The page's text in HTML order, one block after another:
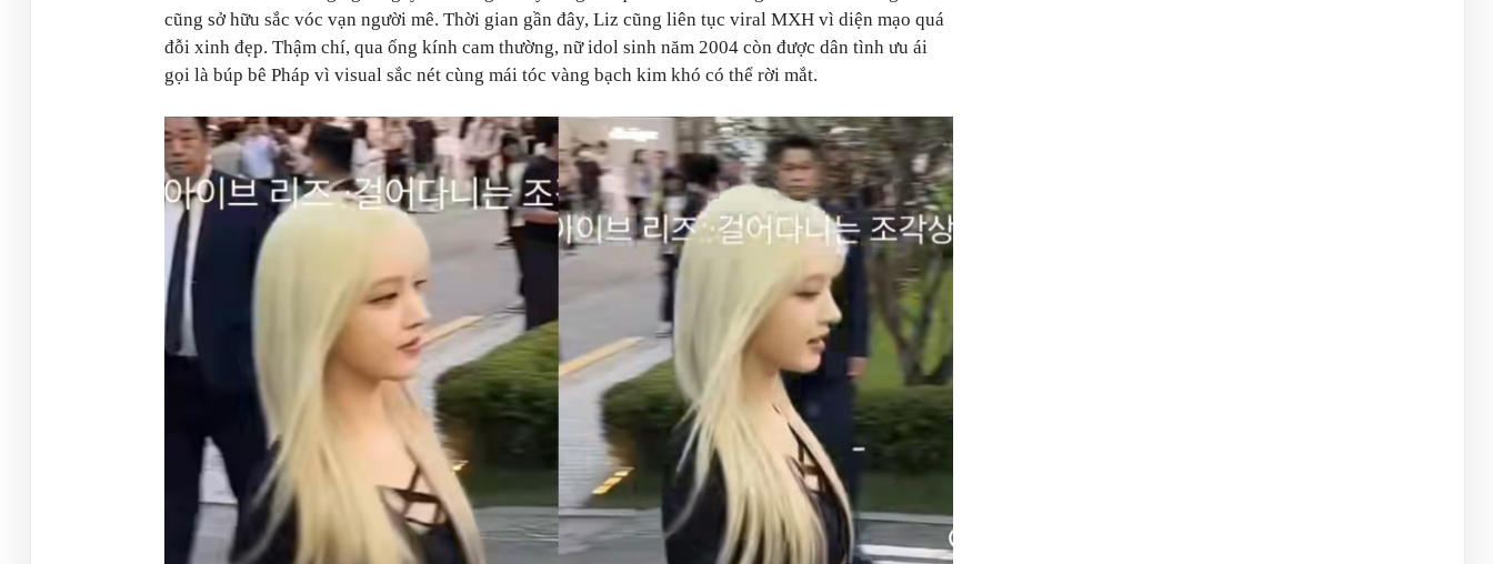
cũng sở hữu sắc vóc vạn người mê. Thời gian gần đây, Liz cũng liên tục viral MXH vì diện mạo quá
đỗi xinh đẹp. Thậm chí, qua ống kính cam thường, nữ idol sinh năm 2004 còn được dân tình ưu ái
gọi là búp bê Pháp vì visual sắc nét cùng mái tóc vàng bạch kim khó có thể rời mắt.